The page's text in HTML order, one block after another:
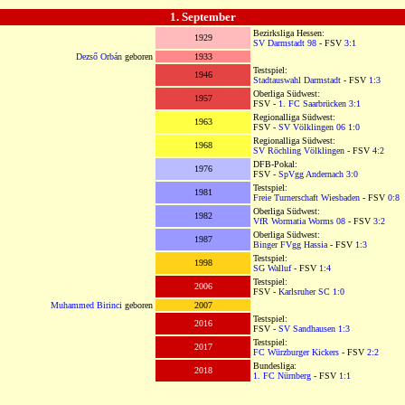
1. September
1929
Bezirksliga Hessen:
SV Darmstadt 98 - FSV 3:1
Dezső Orbán geboren
1933
1946
Testspiel:
Stadtauswahl Darmstadt - FSV 1:3
1957
Oberliga Südwest:
FSV - 1. FC Saarbrücken 3:1
1963
Regionalliga Südwest:
FSV - SV Völklingen 06 1:0
1968
Regionalliga Südwest:
SV Röchling Völklingen - FSV 4:2
1976
DFB-Pokal:
FSV - SpVgg Andernach 3:0
1981
Testspiel:
Freie Turnerschaft Wiesbaden - FSV 0:8
1982
Oberliga Südwest:
VfR Wormatia Worms 08 - FSV 3:2
1987
Oberliga Südwest:
Binger FVgg Hassia - FSV 1:3
1998
Testspiel:
SG Walluf- FSV 1:4
2006
Testspiel:
FSV - Karlsruher SC 1:0
Muhammed Birinci geboren
2007
2016
Testspiel:
FSV - SV Sandhausen 1:3
2017
Testspiel:
FC Würzburger Kickers - FSV 2:2
2018
Bundesliga:
1. FC Nürnberg - FSV 1:1